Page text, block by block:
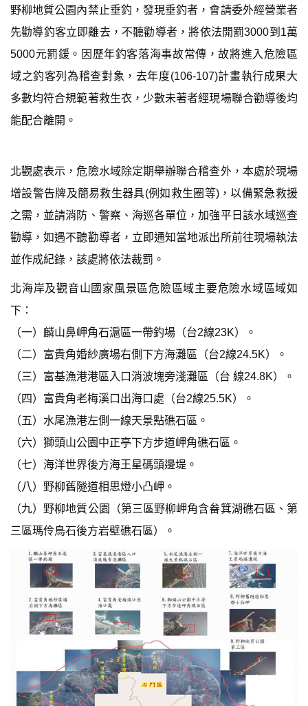
野柳地質公園內禁止垂釣，發現垂釣者，會請委外經營業者
先勸導釣客立即離去，不聽勸導者，將依法開罰3000到1萬
5000元罰鍰。因歷年釣客落海事故常傳，故將進入危險區
域之釣客列為稽查對象，去年度(106-107)計畫執行成果大
多數均符合規範著救生衣，少數未著者經現場聯合勸導後均
能配合離開。
北觀處表示，危險水域除定期舉辦聯合稽查外，本處於現場
增設警告牌及簡易救生器具(例如救生圈等)，以備緊急救援
之需，並請消防、警察、海巡各單位，加強平日該水域巡查
勸導，如遇不聽勸導者，立即通知當地派出所前往現場執法
並作成紀錄，該處將依法裁罰。
北海岸及觀音山國家風景區危險區域主要危險水域區域如
下：
（一）麟山鼻岬角石滬區一帶釣場（台2線23K）。
（二）富貴角婚紗廣場右側下方海灘區（台2線24.5K）。
（三）富基漁港港區入口消波塊旁淺灘區（台 線24.8K）。
（四）富貴角老梅溪口出海口處（台2線25.5K）。
（五）水尾漁港左側一線天景點礁石區。
（六）獅頭山公園中正亭下方步道岬角礁石區。
（七）海洋世界後方海王星碼頭邊堤。
（八）野柳舊隧道相思燈小凸岬。
（九）野柳地質公園（第三區野柳岬角含畚箕湖礁石區、第
三區瑪伶鳥石後方岩壁礁石區）。